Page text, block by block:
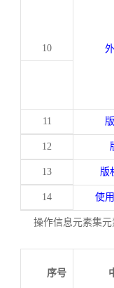
10
11
12
13 版
14 使
操作信息元素集
序号